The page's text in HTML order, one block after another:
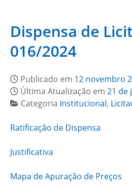
Dispensa de
016/2024
Publicado em 12 novembro
Última Atualização em 21 de
Categoria Institucional,
Ratificação de Dispensa
Justificativa
Mapa de Apuração de Preços